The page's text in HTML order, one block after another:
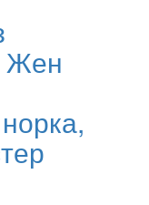
Жен